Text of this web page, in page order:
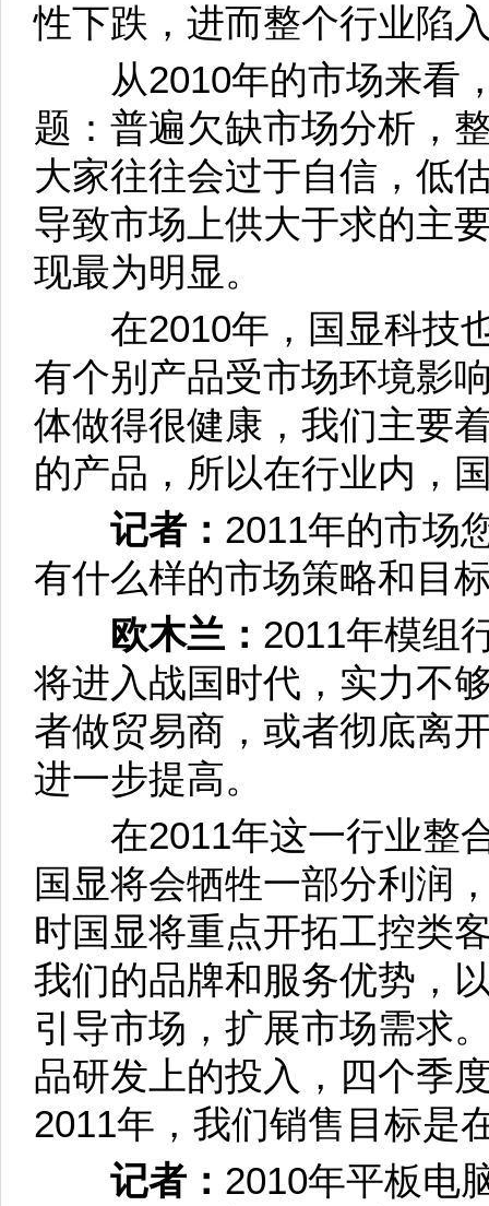
性下跌，进而整个行业陷
从2010年的市场来看
题：普遍欠缺市场分析，
大家往往会过于自信，低
导致市场上供大于求的主
现最为明显。
在2010年，国显科技
有个别产品受市场环境影
体做得很健康，我们主要
的产品，所以在行业内，
记者： 2011年的市场
有什么样的市场策略和目
欧木兰： 2011年模组
将进入战国时代，实力不
者做贸易商，或者彻底离
进一步提高。
在2011年这一行业整
国显将会牺牲一部分利润
时国显将重点开拓工控类
我们的品牌和服务优势，
引导市场，扩展市场需求
品研发上的投入，四个季
2011年，我们销售目标是
记者： 2010年平板电